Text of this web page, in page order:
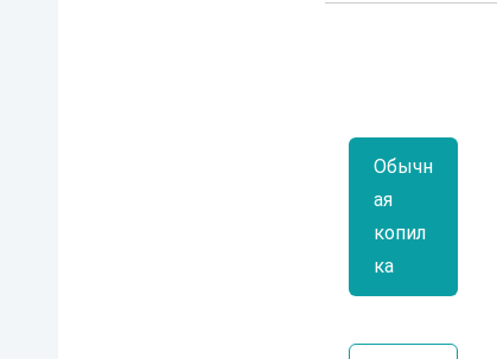
Обычн
ая
копил
ка